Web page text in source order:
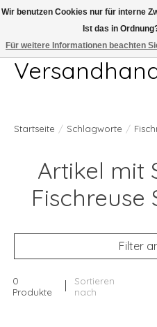
Telefon 04407 715872 MO-DO 7.00-
Startseite / Schlagworte /
Artikel mit
Fischreuse
Filter
0
Produkte
Sortieren
nach
Wir benutzen Cookies nur für interne
Ist das in
Für weitere Informationen beachten